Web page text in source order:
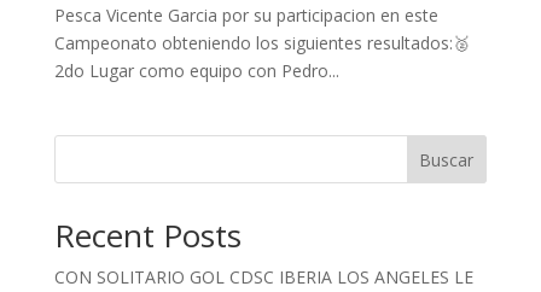
Pesca Vicente Garcia por su participacion en este
Campeonato obteniendo los siguientes resultados:🥈
2do Lugar como equipo con Pedro...
Buscar
Recent Posts
CON SOLITARIO GOL CDSC IBERIA LOS ANGELES LE